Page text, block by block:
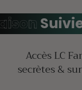
Suivie
Accès LC
secrètes &